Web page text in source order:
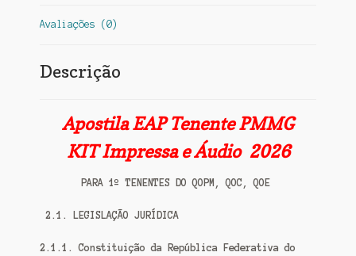
Avaliações (0)
Descrição
Apostila EAP Tenente PMMG
KITImpressa e Áudio 2026
PARA 1º TENENTES DO QOPM, QOC, QOE
2.1. LEGISLAÇÃO JURÍDICA
2.1.1. Constituição da República Federativa do